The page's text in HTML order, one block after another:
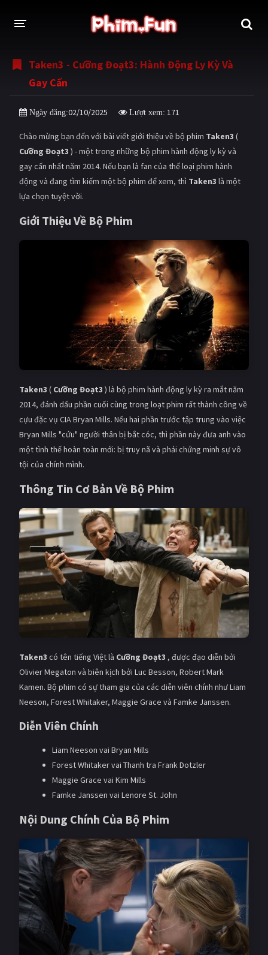
THỂ LOẠI
Thần thoại - Cổ trang Hành động
Tâm lý
Võ thuật - Kiếm hiệp Nhạc kịch
Kinh dị Tội phạm - Hình sự
Phiêu lưu
Viễn tưởng
Hoạt hình Thể thao
Kỳ ảo
Gia đình
Lịch sử
Tiểu sử
DramaTV
QUỐC GIA
Âu - Mỹ Trung Quốc - Hồng Kông
Hàn Quốc Nhật Bản
Ấn Độ
Tổng hợp
CẬP NHẬT
PHIM MỚI
PHIM BỘ
PHIM LẺ
PHIM CHIẾU RẠP
BLOG
Taken3 - Cưỡng Đoạt3: Hành Động Ly Kỳ Và
Gay Cấn
Ngày đăng:02/10/2025 Lượt xem: 171
Chào mừng bạn đến với bài viết giới thiệu về bộ phim Taken3 (
Cưỡng Đoạt3 ) - một trong những bộ phim hành động ly kỳ và
gay cấn nhất năm 2014. Nếu bạn là fan của thể loại phim hành
động và đang tìm kiếm một bộ phim để xem, thì Taken3 là một
lựa chọn tuyệt vời.
Giới Thiệu Về Bộ Phim
Taken3 ( Cưỡng Đoạt3 ) là bộ phim hành động ly kỳ ra mắt năm
2014, đánh dấu phần cuối cùng trong loạt phim rất thành công về
cựu đặc vụ CIA Bryan Mills. Nếu hai phần trước tập trung vào việc
Bryan Mills "cứu" người thân bị bắt cóc, thì phần này đưa anh vào
một tình thế hoàn toàn mới: bị truy nã và phải chứng minh sự vô
tội của chính mình.
Thông Tin Cơ Bản Về Bộ Phim
Taken3 có tên tiếng Việt là Cưỡng Đoạt3 , được đạo diễn bởi
Olivier Megaton và biên kịch bởi Luc Besson, Robert Mark
Kamen. Bộ phim có sự tham gia của các diễn viên chính như Liam
Neeson, Forest Whitaker, Maggie Grace và Famke Janssen.
Diễn Viên Chính
Liam Neeson vai Bryan Mills
Forest Whitaker vai Thanh tra Frank Dotzler
Maggie Grace vai Kim Mills
Famke Janssen vai Lenore St. John
Nội Dung Chính Của Bộ Phim